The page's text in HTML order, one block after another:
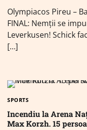
Olympiacos Pireu –
FINAL: Nemții se
Leverkusen! Schick
[…]
SPORTS
Incendiu la Arena
Max Korzh. 15